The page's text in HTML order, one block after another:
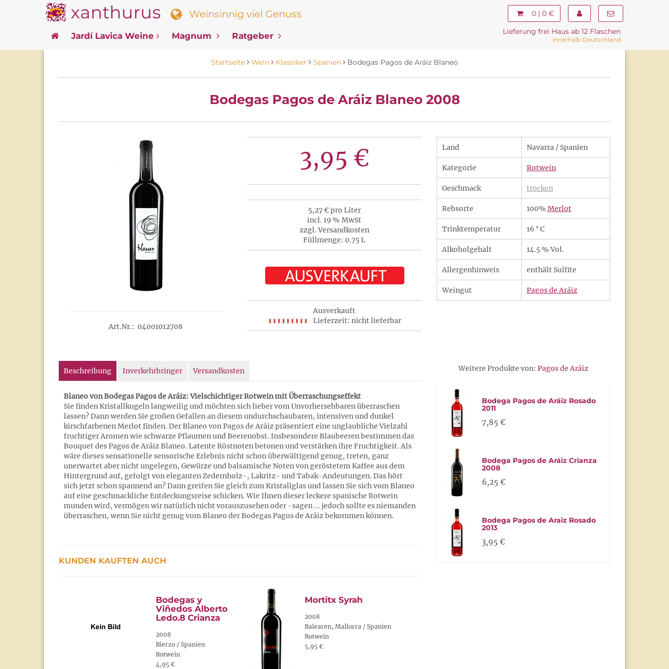
xanthurus Weinsinnig viel Genuss 0 | 0 €
Jardí Lavica Weine Magnum Ratgeber Lieferung frei Haus ab 12 Flaschen
innerhalb Deutschland
Startseite Wein Klassiker Spanien Bodegas Pagos de Aráiz Blaneo
Bodegas Pagos de Aráiz Blaneo 2008
Art.Nr.: 04001012708
3,95 €
5,27 € pro Liter
incl. 19 % MwSt
zzgl. Versandkosten
Füllmenge: 0.75 L
Ausverkauft
Lieferzeit: nicht lieferbar
Land Navarra / Spanien
Kategorie Rotwein
Geschmack trocken
Rebsorte 100% Merlot
Trinktemperatur 16 ° C
Alkoholgehalt 14.5 % Vol.
Allergenhinweis enthält Sulfite
Weingut Pagos de Aráiz
Beschreibung Inverkehrbringer Versandkosten
Blaneo von Bodegas Pagos de Aráiz: Vielschichtiger Rotwein mit Überraschungseffekt
Sie finden Kristallkugeln langweilig und möchten sich lieber vom Unvorhersehbaren überraschen
lassen? Dann werden Sie großen Gefallen an diesem undurchschaubaren, intensiven und dunkel
kirschfarbenen Merlot finden. Der Blaneo von Pagos de Aráiz präsentiert eine unglaubliche Vielzahl
fruchtiger Aromen wie schwarze Pflaumen und Beerenobst. Insbesondere Blaubeeren bestimmen das
Bouquet des Pagos de Aráiz Blaneo. Latente Röstnoten betonen und verstärken ihre Fruchtigkeit. Als
wäre dieses sensationelle sensorische Erlebnis nicht schon überwältigend genug, treten, ganz
unerwartet aber nicht ungelegen, Gewürze und balsamische Noten von geröstetem Kaffee aus dem
Hintergrund auf, gefolgt von eleganten Zedernholz-, Lakritz- und Tabak-Andeutungen. Das hört
sich jetzt schon spannend an? Dann greifen Sie gleich zum Kristallglas und lassen Sie sich vom Blaneo
auf eine geschmackliche Entdeckungsreise schicken. Wie Ihnen dieser leckere spanische Rotwein
munden wird, vermögen wir natürlich nicht vorauszusehen oder -sagen ... jedoch sollte es niemanden
überraschen, wenn Sie nicht genug vom Blaneo der Bodegas Pagos de Aráiz bekommen können.
KUNDEN KAUFTEN AUCH
Bodegas y
Viñedos Alberto
Ledo.8 Crianza
2008
Bierzo / Spanien
Rotwein
4,95 €
Mortitx Syrah
2008
Balearen, Mallorca / Spanien
Rotwein
5,95 €
Weitere Produkte von: Pagos de Aráiz
Bodega Pagos de Aráiz Rosado
2011
7,85 €
Bodega Pagos de Aráiz Crianza
2008
6,25 €
Bodega Pagos de Araiz Rosado
2013
3,95 €